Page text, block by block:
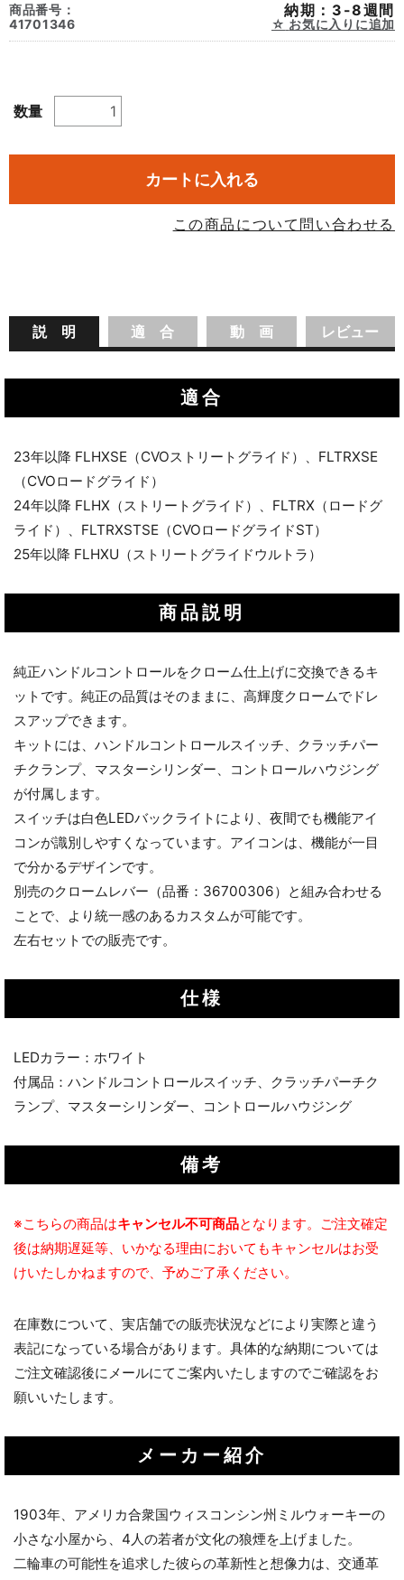
商品番号：
41701346
納期：3-8週間
お気に入りに追加
数量
カートに入れる
この商品について問い合わせる
説 明 適 合 動 画 レビュー
適合
23年以降 FLHXSE（CVOストリートグライド）、FLTRXSE
（CVOロードグライド）
24年以降 FLHX（ストリートグライド）、FLTRX（ロードグ
ライド）、FLTRXSTSE（CVOロードグライドST）
25年以降 FLHXU（ストリートグライドウルトラ）
商品説明
純正ハンドルコントロールをクローム仕上げに交換できるキ
ットです。純正の品質はそのままに、高輝度クロームでドレ
スアップできます。
キットには、ハンドルコントロールスイッチ、クラッチパー
チクランプ、マスターシリンダー、コントロールハウジング
が付属します。
スイッチは白色LEDバックライトにより、夜間でも機能アイ
コンが識別しやすくなっています。アイコンは、機能が一目
で分かるデザインです。
別売のクロームレバー（品番：36700306）と組み合わせる
ことで、より統一感のあるカスタムが可能です。
左右セットでの販売です。
仕様
LEDカラー：ホワイト
付属品：ハンドルコントロールスイッチ、クラッチパーチク
ランプ、マスターシリンダー、コントロールハウジング
備考
※こちらの商品はキャンセル不可商品となります。ご注文確定
後は納期遅延等、いかなる理由においてもキャンセルはお受
けいたしかねますので、予めご了承ください。
在庫数について、実店舗での販売状況などにより実際と違う
表記になっている場合があります。具体的な納期については
ご注文確認後にメールにてご案内いたしますのでご確認をお
願いいたします。
メーカー紹介
1903年、アメリカ合衆国ウィスコンシン州ミルウォーキーの
小さな小屋から、4人の若者が文化の狼煙を上げました。
二輪車の可能性を追求した彼らの革新性と想像力は、交通革